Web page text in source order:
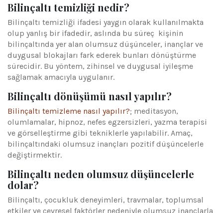
Bilinçaltı temizliği nedir?
Bilinçaltı temizliği ifadesi yaygın olarak kullanılmakta
olup yanlış bir ifadedir, aslında bu süreç kişinin
bilinçaltında yer alan olumsuz düşünceler, inançlar ve
duygusal blokajları fark ederek bunları dönüştürme
sürecidir. Bu yöntem, zihinsel ve duygusal iyileşme
sağlamak amacıyla uygulanır.
Bilinçaltı dönüşümü nasıl yapılır?
Bilinçaltı temizleme nasıl yapılır?; meditasyon,
olumlamalar, hipnoz, nefes egzersizleri, yazma terapisi
ve görselleştirme gibi tekniklerle yapılabilir. Amaç,
bilinçaltındaki olumsuz inançları pozitif düşüncelerle
değiştirmektir.
Bilinçaltı neden olumsuz düşüncelerle
dolar?
Bilinçaltı, çocukluk deneyimleri, travmalar, toplumsal
etkiler ve çevresel faktörler nedeniyle olumsuz inançlarla